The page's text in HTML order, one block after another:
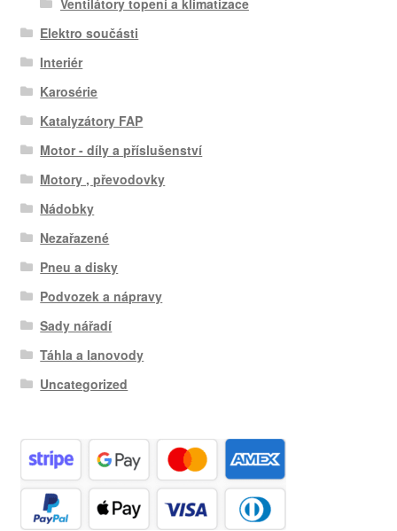
Ventilátory topení a klimatizace
Elektro součásti
Interiér
Karosérie
Katalyzátory FAP
Motor - díly a příslušenství
Motory , převodovky
Nádobky
Nezařazené
Pneu a disky
Podvozek a nápravy
Sady nářadí
Táhla a lanovody
Uncategorized